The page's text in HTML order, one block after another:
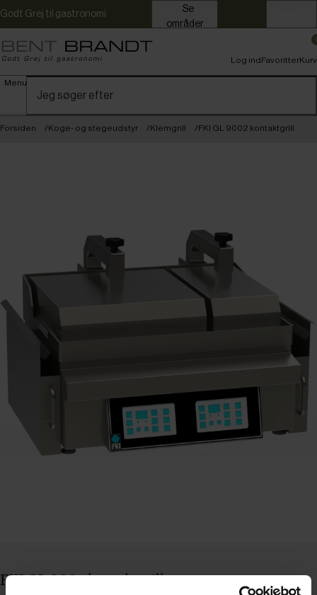
Godt Grej til gastronomi
områder
Menu
Log indFavoritterKurv
Forsiden Koge- og stegeudstyr Klemgrill FKI GL 9002 kontaktgrill
FKI GL 9002 kontaktgrill